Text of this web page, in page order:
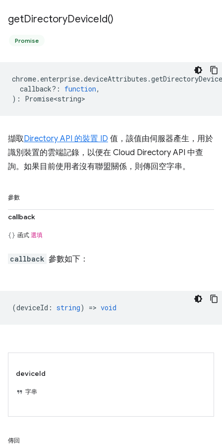
getDirectoryDeviceId()
Promise
chrome. enterprise.deviceAttributes .
callback? : function,
) : Promise<string>
擷取Directory API 的裝置 ID 值，該值由伺服器產生，用於
識別裝置的雲端記錄，以便在 Cloud Directory API 中查
詢。如果目前使用者沒有聯盟關係，則傳回空字串。
參數
callback
函式 選填
callback 參數如下：
(deviceId : string) => void
deviceId
字串
傳回